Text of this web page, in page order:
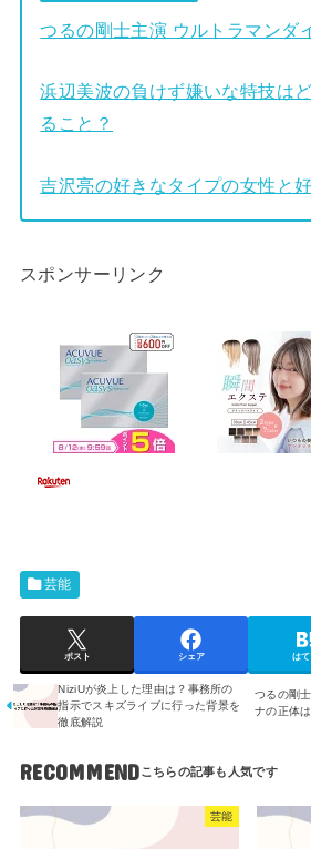
つるの剛士主演 ウルトラマンダ
浜辺美波の負けず嫌いな特技は
ること？
吉沢亮の好きなタイプの女性と
スポンサーリンク
芸能
ポスト シェア はて
NiziUが炎上した理由は？事務所の
指示でスキズライブに行った背景を
徹底解説
つるの剛
ナの正体
RECOMMEND
芸能